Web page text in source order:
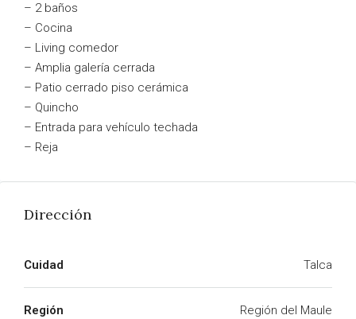
– 2 baños
– Cocina
– Living comedor
– Amplia galería cerrada
– Patio cerrado piso cerámica
– Quincho
– Entrada para vehículo techada
– Reja
Dirección
Cuidad Talca
Región Región del Maule